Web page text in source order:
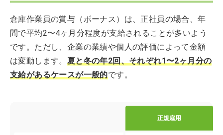
倉庫作業員の賞与（ボーナス）は、正社員の場合、年
間で平均2〜4ヶ月分程度が支給されることが多いよう
です。ただし、企業の業績や個人の評価によって金額
は変動します。 夏と冬の年2回、それぞれ1〜2ヶ月分の
支給があるケースが一般的です。
正規雇用